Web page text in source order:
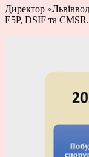
Директор
E5P, DSIF та CMSR.